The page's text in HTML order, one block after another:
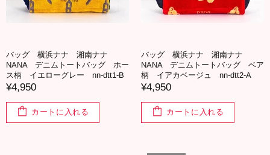
バッグ 横浜ナナ 湘南ナナ
NANA デニムトートバッグ ホー
ス柄 イエローグレー nn-dtt1-B
¥4,950
カートに入れる
バッグ 横浜ナナ 湘南ナナ
NANA デニムトートバッグ ベア
柄 イアカベージュ nn-dtt2-A
¥4,950
カートに入れる